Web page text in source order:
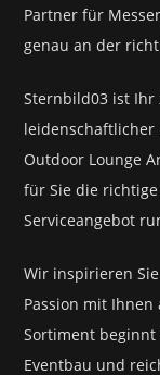
Partner für
genau an der
Sternbild03 ist Ihr
leidenschaftlicher
Outdoor Lounge
für Sie die
Serviceangebot
Wir inspirieren
Passion mit
Sortiment
Eventbau und